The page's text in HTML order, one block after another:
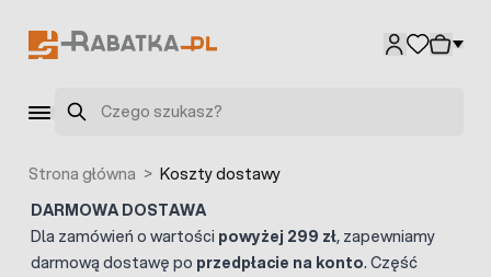
Szukaj
Strona główna > Koszty dostawy
DARMOWA DOSTAWA
Dla zamówień o wartości powyżej 299 zł, zapewniamy
darmową dostawę po przedpłacie na konto. Część